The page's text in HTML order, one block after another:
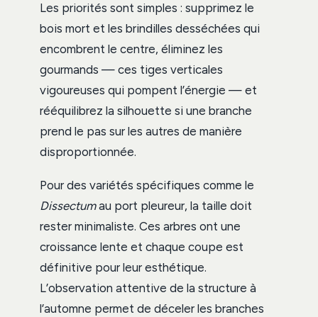
Les priorités sont simples : supprimez le
bois mort et les brindilles desséchées qui
encombrent le centre, éliminez les
gourmands — ces tiges verticales
vigoureuses qui pompent l’énergie — et
rééquilibrez la silhouette si une branche
prend le pas sur les autres de manière
disproportionnée.
Pour des variétés spécifiques comme le
Dissectumau port pleureur, la taille doit
rester minimaliste. Ces arbres ont une
croissance lente et chaque coupe est
définitive pour leur esthétique.
L’observation attentive de la structure à
l’automne permet de déceler les branches